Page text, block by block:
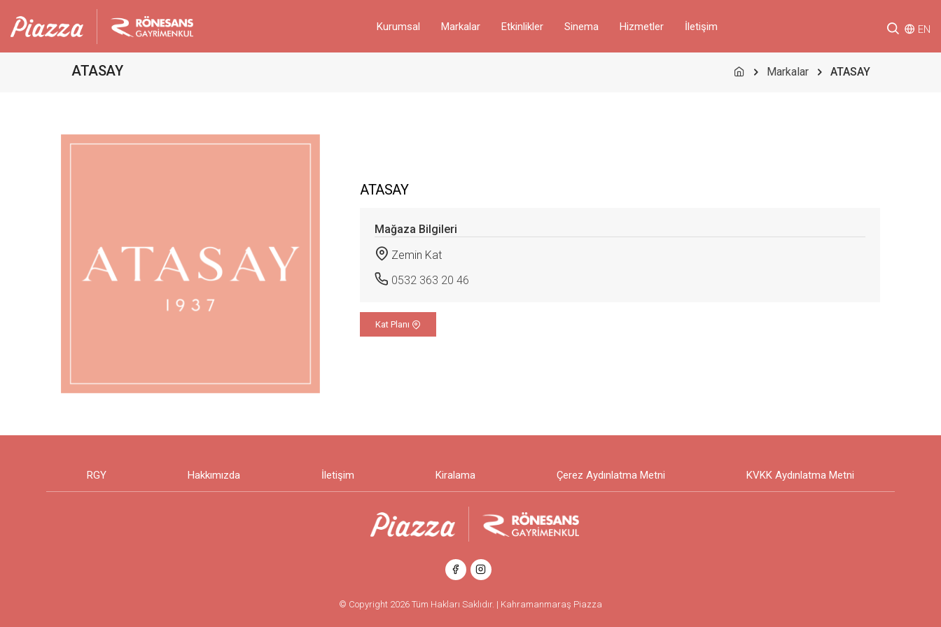
Kurumsal Markalar Etkinlikler Sinema Hizmetler İletişim EN
ATASAY Markalar ATASAY
ATASAY
Mağaza Bilgileri
Zemin Kat
0532 363 20 46
Kat Planı
RGY Hakkımızda İletişim Kiralama Çerez Aydınlatma Metni KVKK Aydınlatma Metni
© Copyright 2026 Tüm Hakları Saklıdır. | Kahramanmaraş Piazza